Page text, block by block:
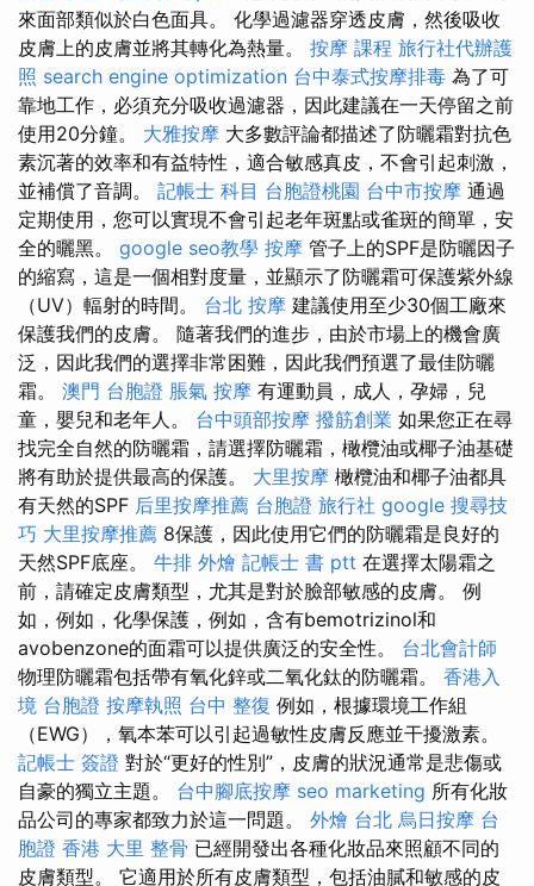
來面部類似於白色面具。 化學過濾器穿透皮膚，然後吸收
皮膚上的皮膚並將其轉化為熱量。 按摩 課程 旅行社代辦護
照 search engine optimization 台中泰式按摩排毒 為了可
靠地工作，必須充分吸收過濾器，因此建議在一天停留之前
使用20分鐘。 大雅按摩 大多數評論都描述了防曬霜對抗色
素沉著的效率和有益特性，適合敏感真皮，不會引起刺激，
並補償了音調。 記帳士 科目 台胞證桃園 台中市按摩 通過
定期使用，您可以實現不會引起老年斑點或雀斑的簡單，安
全的曬黑。 google seo教學 按摩 管子上的SPF是防曬因子
的縮寫，這是一個相對度量，並顯示了防曬霜可保護紫外線
（UV）輻射的時間。 台北 按摩 建議使用至少30個工廠來
保護我們的皮膚。 隨著我們的進步，由於市場上的機會廣
泛，因此我們的選擇非常困難，因此我們預選了最佳防曬
霜。 澳門 台胞證 脹氣 按摩 有運動員，成人，孕婦，兒
童，嬰兒和老年人。 台中頭部按摩 撥筋創業 如果您正在尋
找完全自然的防曬霜，請選擇防曬霜，橄欖油或椰子油基礎
將有助於提供最高的保護。 大里按摩 橄欖油和椰子油都具
有天然的SPF 后里按摩推薦 台胞證 旅行社 google 搜尋技
巧 大里按摩推薦 8保護，因此使用它們的防曬霜是良好的
天然SPF底座。 牛排 外燴 記帳士 書 ptt 在選擇太陽霜之
前，請確定皮膚類型，尤其是對於臉部敏感的皮膚。 例
如，例如，化學保護，例如，含有bemotrizinol和
avobenzone的面霜可以提供廣泛的安全性。 台北會計師
物理防曬霜包括帶有氧化鋅或二氧化鈦的防曬霜。 香港入
境 台胞證 按摩執照 台中 整復 例如，根據環境工作組
（EWG），氧本苯可以引起過敏性皮膚反應並干擾激素。
記帳士 簽證 對於“更好的性別”，皮膚的狀況通常是悲傷或
自豪的獨立主題。 台中腳底按摩 seo marketing 所有化妝
品公司的專家都致力於這一問題。 外燴 台北 烏日按摩 台
胞證 香港 大里 整骨 已經開發出各種化妝品來照顧不同的
皮膚類型。 它適用於所有皮膚類型，包括油膩和敏感的皮